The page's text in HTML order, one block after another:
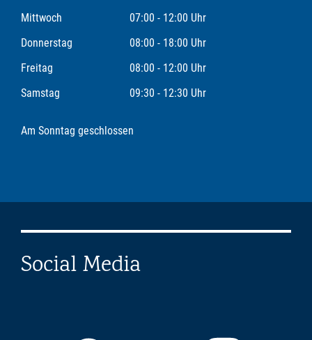
Mittwoch
07:00 - 12:00 Uhr
Donnerstag
08:00 - 18:00 Uhr
Freitag
08:00 - 12:00 Uhr
Samstag
09:30 - 12:30 Uhr
Am Sonntag geschlossen
Social Media